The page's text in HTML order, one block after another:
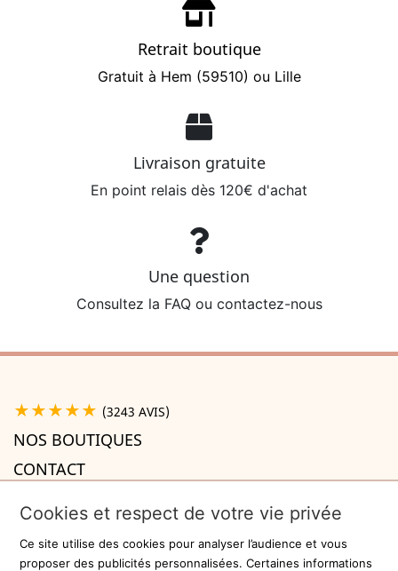
Retrait boutique
Gratuit à Hem (59510) ou Lille
Livraison gratuite
En point relais dès 120€ d'achat
Une question
Consultez la FAQ ou contactez-nous
★★★★★ (3243 AVIS)
NOS BOUTIQUES
CONTACT
INFORMATIONS
Recevez la newsletter
Cookies et respect de votre vie privée
Ce site utilise des cookies pour analyser l’audience et vous
proposer des publicités personnalisées. Certaines informations